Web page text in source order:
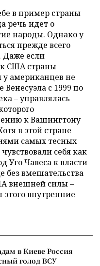
в пример страны
речь идет о
народы. Однако у
прежде всего
Даже если
США страны
американцев не
Венесуэла с 1999 по
– управлялась
к Вашингтону
в этой стране
самых тесных
себя как
Уго Чавеса к власти
без вмешательства
внешней силы –
этого внутренние
в Киеве Россия
голод ВСУ